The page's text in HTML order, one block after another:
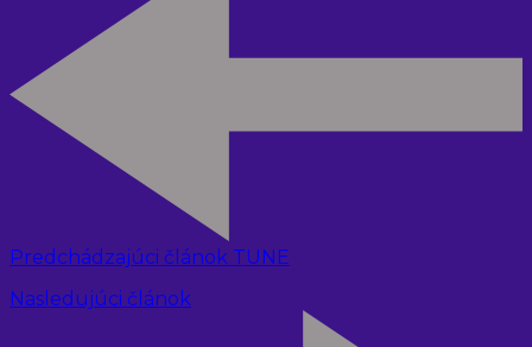
Predchádzajúci článok TUNE
Nasledujúci článok